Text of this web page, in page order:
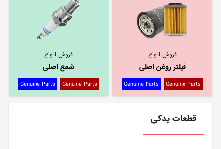
فروش انواع
فیلتر روغن اصلی
Genuine Parts
Genuine Parts
فروش انواع
شمع اصلی
Genuine Parts
Genuine Parts
قطعات یدکی